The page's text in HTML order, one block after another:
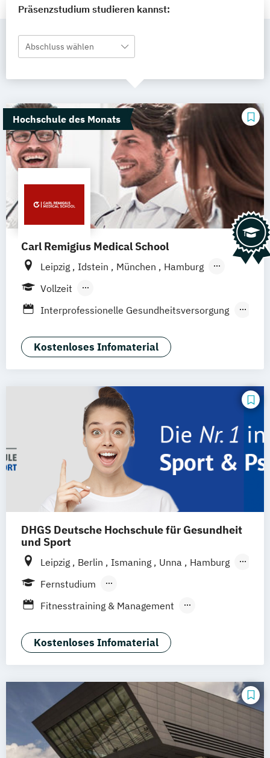
Präsenzstudium studieren kannst:
Abschluss wählen
Hochschule des Monats
Carl Remigius Medical School
Leipzig Idstein München
Hamburg
Frankfurt am Main
Heidelberg
Vollzeit
Berufsbegleitendes Präsenzstudium
Interprofessionelle Gesundheitsversorgung
Krisen- und Notfallmanagement
Medizin- und Pflegepädagogik
Physician Assistance
Physician Assistance für
Gesundheitsberufe
Kostenloses Infomaterial
DHGS Deutsche Hochschule für Gesundheit
und Sport
Leipzig Berlin Ismaning Unna
Hamburg
Köln
Frankfurt
Fernstudium
Berufsbegleitendes Präsenzstudium
Fitnesstraining & Management
Physician Assistant Physiotherapie
Positive Psychologie & Coaching
Sport und angewandte
Trainingswissenschaft (versch.
Schwerpunkte)
Kostenloses Infomaterial